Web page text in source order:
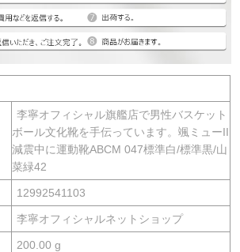
李寧オフィシャル旗艦店で男性バスケット
ボール文化靴を手伝っています。颯ミューII
減震中に運動靴ABCM 047標準白/標準黒/山
菜緑42
12992541103
李寧オフィシャルネットショップ
200.00 g